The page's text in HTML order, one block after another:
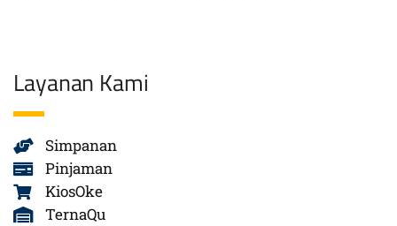
Layanan Kami
Simpanan
Pinjaman
KiosOke
TernaQu